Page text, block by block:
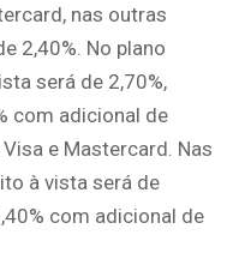
nas outras
2,40%. No plano
será de 2,70%,
com adicional de
e Mastercard. Nas
à vista será de
com adicional de